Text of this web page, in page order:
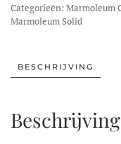
Categorieën: Marmoleum
Marmoleum Solid
BESCHRIJVING
Beschrijving